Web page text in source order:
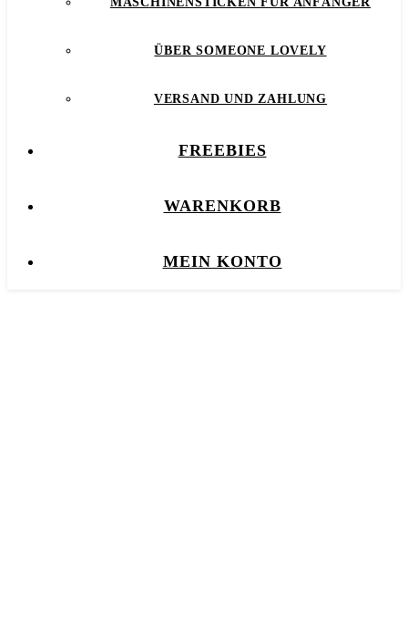
ÜBER SOMEONE LOVELY
VERSAND UND ZAHLUNG
FREEBIES
WARENKORB
MEIN KONTO